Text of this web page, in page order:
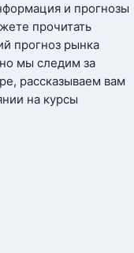
и прогнозы
прочитать
прогноз рынка
мы следим за
рассказываем вам
на курсы